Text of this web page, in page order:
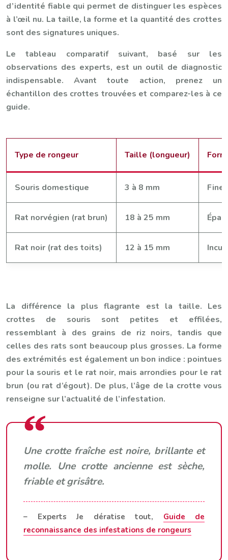
d’identité fiable qui permet de distinguer les espèces
à l’œil nu. La taille, la forme et la quantité des crottes
sont des signatures uniques.
Le tableau comparatif suivant, basé sur les
observations des experts, est un outil de diagnostic
indispensable. Avant toute action, prenez un
échantillon des crottes trouvées et comparez-les à ce
guide.
Type de rongeur Taille (longueur)
Souris domestique 3 à 8 mm
Rat norvégien (rat brun) 18 à 25 mm
Rat noir (rat des toits) 12 à 15 mm
La différence la plus flagrante est la taille. Les
crottes de souris sont petites et effilées,
ressemblant à des grains de riz noirs, tandis que
celles des rats sont beaucoup plus grosses. La forme
des extrémités est également un bon indice : pointues
pour la souris et le rat noir, mais arrondies pour le rat
brun (ou rat d’égout). De plus, l’âge de la crotte vous
renseigne sur l’actualité de l’infestation.
Une crotte fraîche est noire, brillante et
molle. Une crotte ancienne est sèche,
friable et grisâtre.
– Experts Je dératise tout, Guide de
reconnaissance des infestations de rongeurs